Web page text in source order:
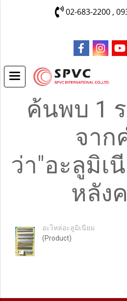
02-683-2200 ,
ค้นพบ 1
จาก
ว่า"อะลูมิเ
หลัง
อะไหล่อะลูมิเนียม
(Product)